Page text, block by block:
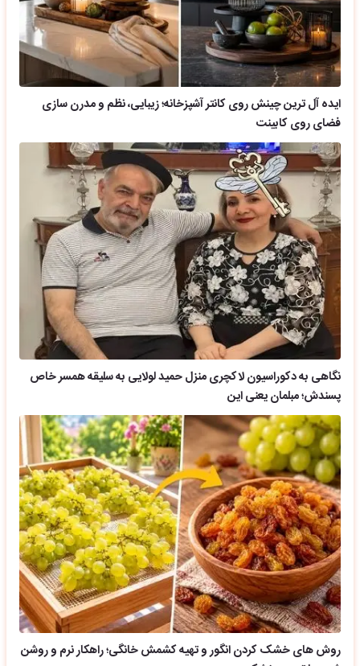
ایده آل ترین چینش روی کانتر آشپزخانه؛ زیبایی، نظم و مدرن سازی
فضای روی کابینت
نگاهی به دکوراسیون لاکچری منزل حمید لولایی به سلیقه همسر خاص
پسندش؛ مبلمان یعنی این
روش های خشک کردن انگور و تهیه کشمش خانگی؛ راهکار نرم و روشن